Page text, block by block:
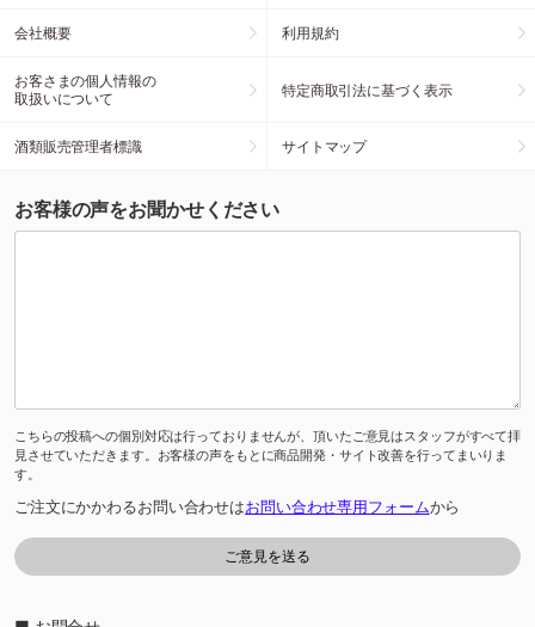
会社概要 利用規約
お客さまの個人情報の
取扱いについて
特定商取引法に基づく表示
酒類販売管理者標識 サイトマップ
お客様の声をお聞かせください
こちらの投稿への個別対応は行っておりませんが、頂いたご意見はスタッフがすべて拝
見させていただきます。お客様の声をもとに商品開発・サイト改善を行ってまいりま
す。
ご注文にかかわるお問い合わせはお問い合わせ専用フォームから